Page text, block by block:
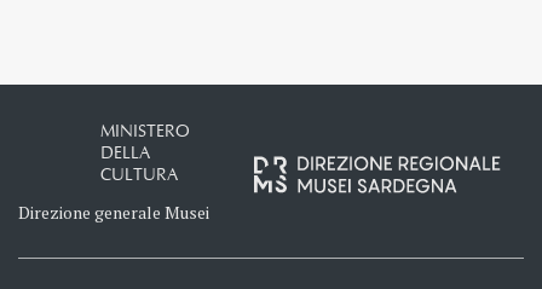
MINISTERO
DELLA
CULTURA
Direzione generale Musei